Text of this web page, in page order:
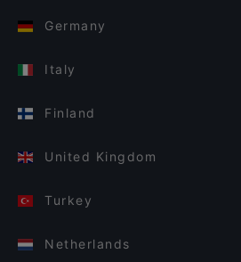
Germany
Italy
Finland
United Kingdom
Turkey
Netherlands